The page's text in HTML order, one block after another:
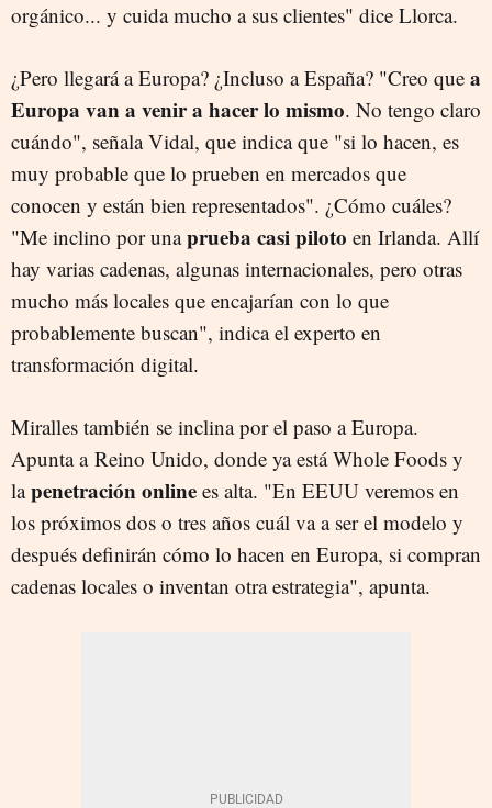
orgánico... y cuida mucho a sus clientes" dice Llorca.
¿Pero llegará a Europa? ¿Incluso a España? "Creo que a
Europa van a venir a hacer lo mismo. No tengo claro
cuándo", señala Vidal, que indica que "si lo hacen, es
muy probable que lo prueben en mercados que
conocen y están bien representados". ¿Cómo cuáles?
"Me inclino por unaprueba casi piloto en Irlanda. Allí
hay varias cadenas, algunas internacionales, pero otras
mucho más locales que encajarían con lo que
probablemente buscan", indica el experto en
transformación digital.
Miralles también se inclina por el paso a Europa.
Apunta a Reino Unido, donde ya está Whole Foods y
lapenetración online es alta. "En EEUU veremos en
los próximos dos o tres años cuál va a ser el modelo y
después definirán cómo lo hacen en Europa, si compran
cadenas locales o inventan otra estrategia", apunta.